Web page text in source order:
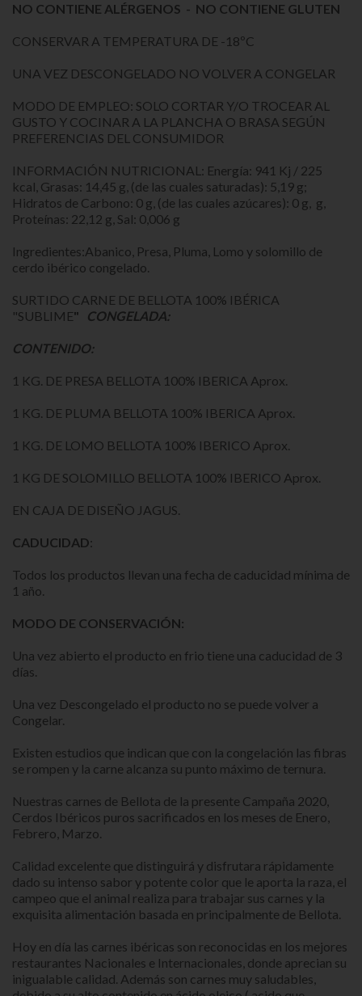
NO CONTIENE ALÉRGENOS - NO CONTIENE GLUTEN
CONSERVAR A TEMPERATURA DE -18ºC
UNA VEZ DESCONGELADO NO VOLVER A CONGELAR
MODO DE EMPLEO: SOLO CORTAR Y/O TROCEAR AL
GUSTO Y COCINAR A LA PLANCHA O BRASA SEGÚN
PREFERENCIAS DEL CONSUMIDOR
INFORMACIÓN NUTRICIONAL: Energía: 941 Kj / 225
kcal, Grasas: 14,45 g, (de las cuales saturadas): 5,19 g;
Hidratos de Carbono: 0 g, (de las cuales azúcares): 0 g, g,
Proteínas: 22,12 g, Sal: 0,006 g
Ingredientes:Abanico, Presa, Pluma, Lomo y solomillo de
cerdo ibérico congelado.
SURTIDO CARNE DE BELLOTA 100% IBÉRICA
"SUBLIME" CONGELADA:
CONTENIDO:
1 KG. DE PRESA BELLOTA 100% IBERICA Aprox.
1 KG. DE PLUMA BELLOTA 100% IBERICA Aprox.
1 KG. DE LOMO BELLOTA 100% IBERICO Aprox.
1 KG DE SOLOMILLO BELLOTA 100% IBERICO Aprox.
EN CAJA DE DISEÑO JAGUS.
CADUCIDAD:
Todos los productos llevan una fecha de caducidad mínima de
1 año.
MODO DE CONSERVACIÓN:
Una vez abierto el producto en frio tiene una caducidad de 3
días.
Una vez Descongelado el producto no se puede volver a
Congelar.
Existen estudios que indican que con la congelación las fibras
se rompen y la carne alcanza su punto máximo de ternura.
Nuestras carnes de Bellota de la presente Campaña 2020,
Cerdos Ibéricos puros sacrificados en los meses de Enero,
Febrero, Marzo.
Calidad excelente que distinguirá y disfrutara rápidamente
dado su intenso sabor y potente color que le aporta la raza, el
campeo que el animal realiza para trabajar sus carnes y la
exquisita alimentación basada en principalmente de Bellota.
Hoy en día las carnes ibéricas son reconocidas en los mejores
restaurantes Nacionales e Internacionales, donde aprecian su
inigualable calidad. Además son carnes muy saludables,